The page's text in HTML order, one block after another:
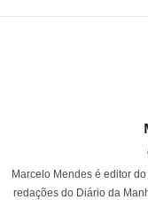
Marcelo Mendes é editor
redações do Diário da